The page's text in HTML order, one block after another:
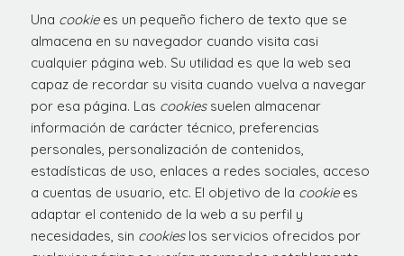
Una cookiees un pequeño fichero de texto que se
almacena en su navegador cuando visita casi
cualquier página web. Su utilidad es que la web sea
capaz de recordar su visita cuando vuelva a navegar
por esa página. Las cookiessuelen almacenar
información de carácter técnico, preferencias
personales, personalización de contenidos,
estadísticas de uso, enlaces a redes sociales, acceso
a cuentas de usuario, etc. El objetivo de la cookiees
adaptar el contenido de la web a su perfil y
necesidades, sin cookieslos servicios ofrecidos por